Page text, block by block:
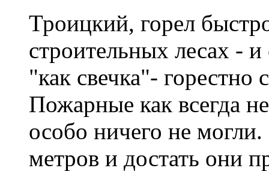
Троицкий, горел
строительных лесах -
"как свечка"- горестно
Пожарные как всегда
особо ничего не
метров и достать они